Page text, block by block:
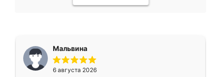
Мальвина
6 августа 2026